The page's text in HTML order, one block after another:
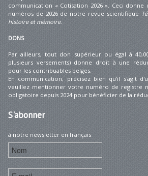
communication « Cotisation 2026 ». Ceci donne
numéros de 2026 de notre revue scientifique
histoire et mémoire.
DONS
Par ailleurs, tout don supérieur ou égal à
plusieurs versements) donne droit à une
pour les contribuables belges.
En communication, précisez bien qu'il s'agit
veuillez mentionner votre numéro de registre
obligatoire depuis 2024 pour bénéficier de la
S'abonner
à notre newsletter en français